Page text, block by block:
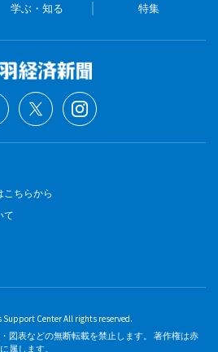
学ぶ・知る 特集
こちらから
て
Support Center All rights reserved.
図表などの無断転載を禁止します。 著作権は赤
属します。